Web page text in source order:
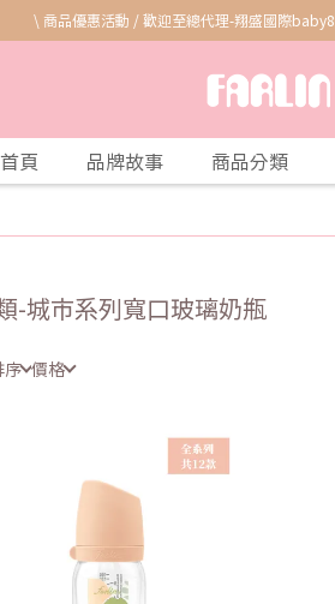
\ 商品優惠活動 / 歡迎至總代理-翔盛國際
首頁 品牌故事 商品分類
-城市系列寬口玻璃奶瓶
序 價格